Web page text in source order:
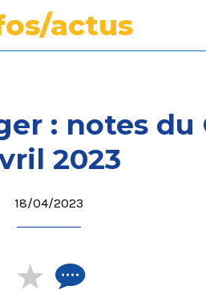
actus
: notes du
2023
18/04/2023